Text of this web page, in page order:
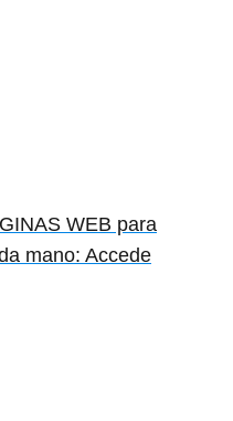
WEB para
mano: Accede